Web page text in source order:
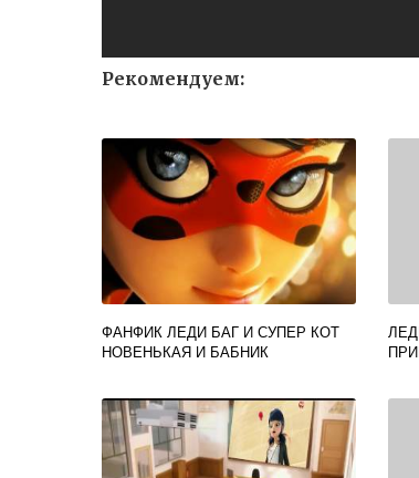
Рекомендуем:
ФАНФИК ЛЕДИ БАГ И СУПЕР КОТ
НОВЕНЬКАЯ И БАБНИК